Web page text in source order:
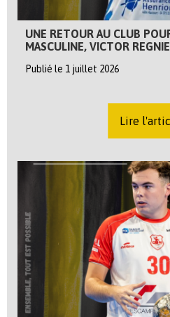
UNE RETOUR AU CLUB
MASCULINE, VICTOR
Publié le 1 juillet 2026
Lire